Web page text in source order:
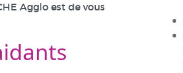
Agglo est de vous